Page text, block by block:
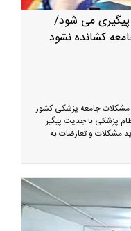
می شود/
کشانده نشود
مشکلات جامعه پزشکی کشور
پزشکی با جدیت پیگیر
مشکلات و تعارضات به